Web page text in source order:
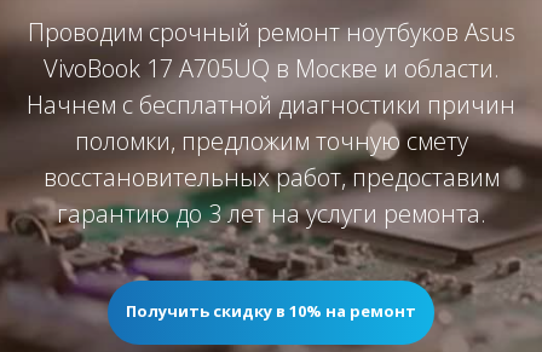
Проводим срочный ремонт ноутбуков Asus
VivoBook 17 A705UQ в Москве и области.
Начнем с бесплатной диагностики причин
поломки, предложим точную смету
восстановительных работ, предоставим
гарантию до 3 лет на услуги ремонта.
Получить скидку в 10% на ремонт